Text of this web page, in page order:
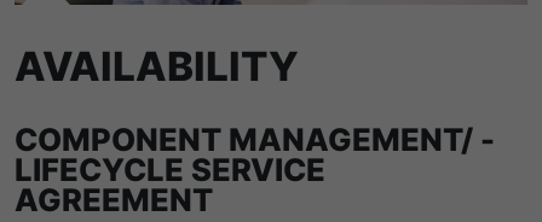
AVAILABILITY
COMPONENT MANAGEMENT/ ­
LIFECYCLE SERVICE
AGREEMENT